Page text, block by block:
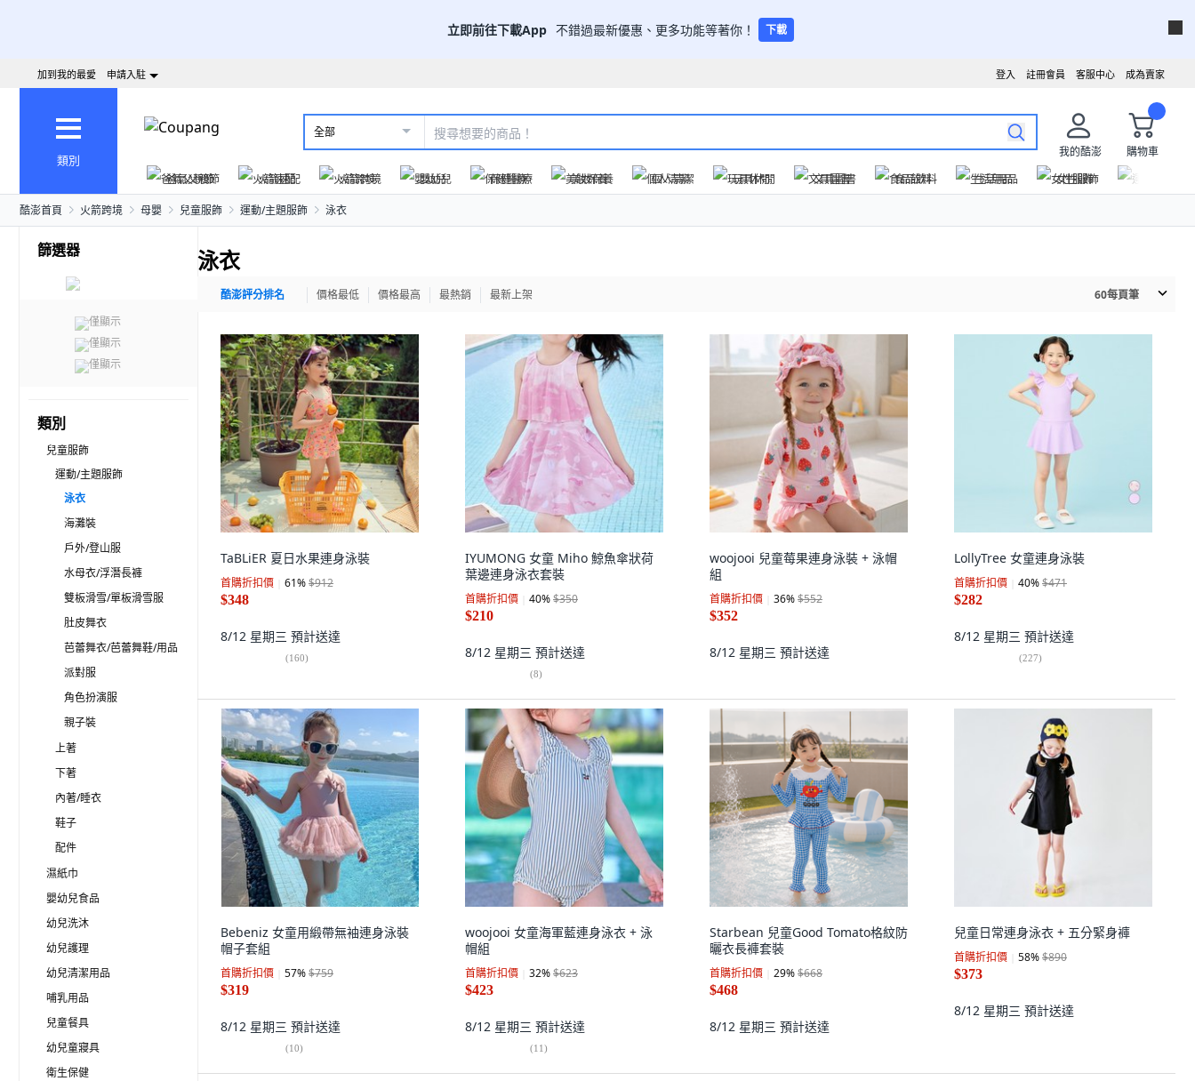
立即前往下載App 不錯過最新優惠、更多功能等著你！ 下載
成為賣家
客服中心
註冊會員
登入
加到我的最愛 申請入駐
類別
全部
我的酷澎
購物車
爸氣父親節
火箭速配 火箭跨境 嬰幼兒 保健醫療 美妝保養 個人清潔 玩具休閒 文具圖書 食品飲料 生活用品 女性服飾
酷澎首頁 火箭跨境 母嬰 兒童服飾 運動/主題服飾 泳衣
篩選器
僅顯示
僅顯示
僅顯示
類別
兒童服飾
運動/主題服飾
泳衣
海灘裝
戶外/登山服
水母衣/浮潛長褲
雙板滑雪/單板滑雪服
肚皮舞衣
芭蕾舞衣/芭蕾舞鞋/用品
派對服
角色扮演服
親子裝
上著
下著
內著/睡衣
鞋子
配件
濕紙巾
嬰幼兒食品
幼兒洗沐
幼兒護理
幼兒清潔用品
哺乳用品
兒童餐具
幼兒童寢具
衛生保健
泳衣
酷澎評分排名 價格最低 價格最高 最熱銷 最新上架 60每頁筆
TaBLiER 夏日水果連身泳裝
首購折扣價 61%$912
$348
8/12 星期三 預計送達
(160)
IYUMONG 女童 Miho 鯨魚傘狀荷
葉邊連身泳衣套裝
首購折扣價 40%$350
$210
8/12 星期三 預計送達
(8)
woojooi 兒童莓果連身泳裝 + 泳帽
組
首購折扣價 36%$552
$352
8/12 星期三 預計送達
LollyTree 女童連身泳裝
首購折扣價 40%$471
$282
8/12 星期三 預計送達
(227)
Bebeniz 女童用緞帶無袖連身泳裝
帽子套組
首購折扣價 57%$759
$319
8/12 星期三 預計送達
(10)
woojooi 女童海軍藍連身泳衣 + 泳
帽組
首購折扣價 32%$623
$423
8/12 星期三 預計送達
(11)
Starbean 兒童Good Tomato格紋防
曬衣長褲套裝
首購折扣價 29%$668
$468
8/12 星期三 預計送達
兒童日常連身泳衣 + 五分緊身褲
首購折扣價 58%$890
$373
8/12 星期三 預計送達